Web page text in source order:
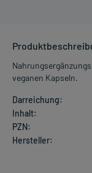
veganen Kapseln.
Darreichung:
Inhalt:
PZN:
Hersteller: